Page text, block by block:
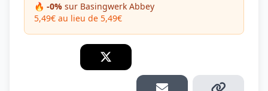
🔥 -0% sur Basingwerk Abbey
5,49€ au lieu de 5,49€